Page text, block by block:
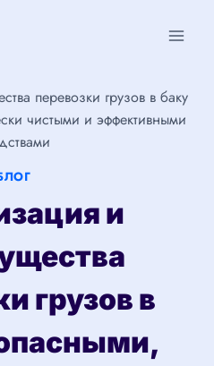
перевозки грузов в баку
чистыми и эффективными
и
грузов в